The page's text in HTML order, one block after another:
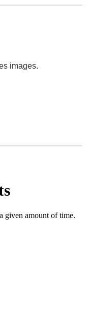
images.